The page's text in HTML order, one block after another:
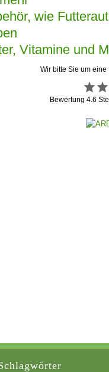
wie
Vitamine und
Wir bitte Sie um
Bewertung4.6